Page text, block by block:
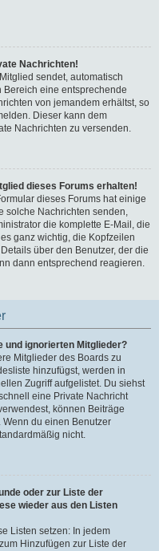
Nachrichten!
sendet, automatisch
Bereich eine entsprechende
von jemandem erhältst, so
Dieser kann dem
Nachrichten zu versenden.
dieses Forums erhalten!
dieses Forums hat einige
solche Nachrichten senden,
die komplette E-Mail, die
ganz wichtig, die Kopfzeilen
über den Benutzer, der die
dann entsprechend reagieren.
und ignorierten Mitglieder?
Mitglieder des Boards zu
hinzufügst, werden in
Zugriff aufgelistet. Du siehst
eine Private Nachricht
können Beiträge
du einen Benutzer
nicht.
oder zur Liste der
wieder aus den Listen
Listen setzen: In jedem
Hinzufügen zur Liste der